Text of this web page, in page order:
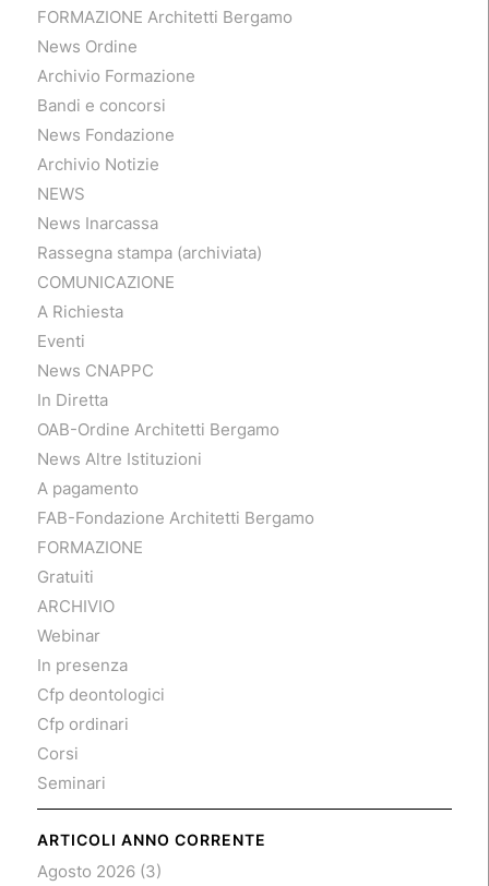
FORMAZIONE Architetti Bergamo
News Ordine
Archivio Formazione
Bandi e concorsi
News Fondazione
Archivio Notizie
NEWS
News Inarcassa
Rassegna stampa (archiviata)
COMUNICAZIONE
A Richiesta
Eventi
News CNAPPC
In Diretta
OAB-Ordine Architetti Bergamo
News Altre Istituzioni
A pagamento
FAB-Fondazione Architetti Bergamo
FORMAZIONE
Gratuiti
ARCHIVIO
Webinar
In presenza
Cfp deontologici
Cfp ordinari
Corsi
Seminari
ARTICOLI ANNO CORRENTE
Agosto 2026(3)